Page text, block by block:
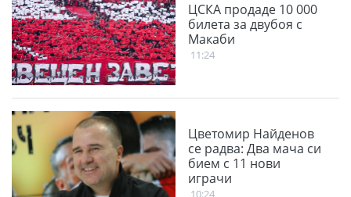
ЦСКА продаде 10 000
билета за двубоя с
Макаби
11:24
Цветомир Найденов
се радва: Два мача си
бием с 11 нови
играчи